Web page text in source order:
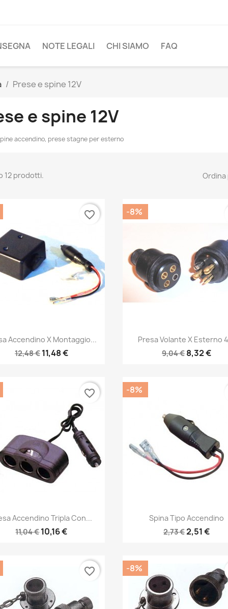
NOTE LEGALI CHI SIAMO FAQ
Prese e spine 12V
e spine 12V
accendino, prese stagne per esterno
12 prodotti. Ordina
Anteprima
Accendino X Montaggio...
12,48 € 11,48 €
favorite_border
Anteprima
Presa Volante X Esterno
9,04 € 8,32 €
-8%
Anteprima
Accendino Tripla Con...
11,04 €10,16 €
favorite_border
Anteprima
Spina Tipo Accendino
2,73 €2,51 €
-8%
favorite_border -8%